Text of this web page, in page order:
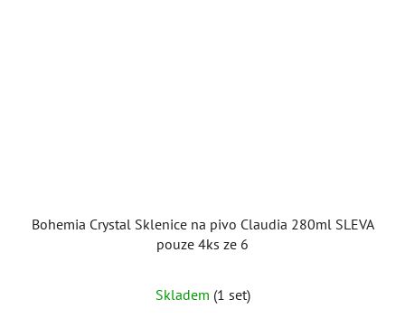
Bohemia Crystal Sklenice na pivo Claudia 280ml SLEVA
pouze 4ks ze 6
Skladem (1 set)